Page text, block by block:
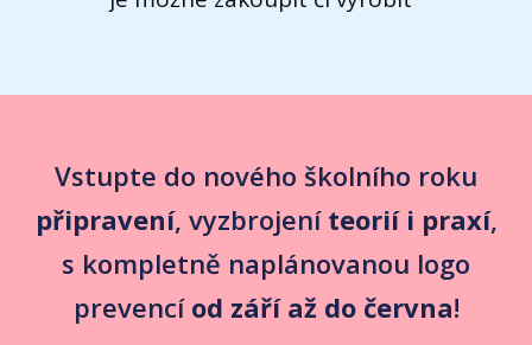
Vstupte do nového školního roku
připravení, vyzbrojení teorií i praxí,
s kompletně naplánovanou logo
prevencí od září až do června!